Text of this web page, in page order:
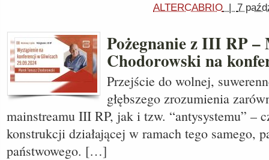
ALTERCABRIO | 7
Pożegnanie z III RP –
Chodorowski na
Przejście do wolnej,
głębszego zrozumienia
mainstreamu III RP, jak i tzw. “antysystemu” –
konstrukcji działającej w ramach tego samego,
państwowego. […]